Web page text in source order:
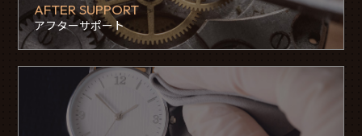
AFTER SUPPORT
アフターサポート